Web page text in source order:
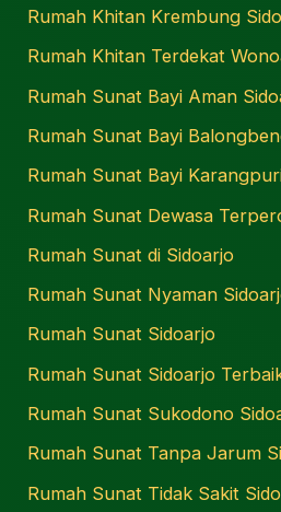
Rumah Khitan Krembung
Rumah Khitan Terdekat
Rumah Sunat Bayi Aman
Rumah Sunat Bayi
Rumah Sunat Bayi
Rumah Sunat Dewasa
Rumah Sunat di Sidoarjo
Rumah Sunat Nyaman
Rumah Sunat Sidoarjo
Rumah Sunat Sidoarjo
Rumah Sunat Sukodono
Rumah Sunat Tanpa Jarum
Rumah Sunat Tidak Sakit